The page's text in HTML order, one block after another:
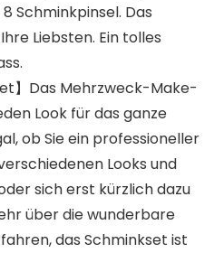
Schminkpinsel. Das
Liebsten. Ein tolles
】Das Mehrzweck-Make-
Look für das ganze
ob Sie ein professioneller
Looks und
sich erst kürzlich dazu
über die wunderbare
das Schminkset ist